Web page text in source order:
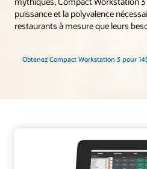
puissance et la polyvalence
restaurants à mesure que leurs
Obtenez Compact Workstation 3 pour